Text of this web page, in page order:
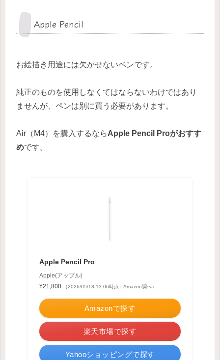
Apple Pencil
お絵描き用途には欠かせないペンです。
純正のものを使用しなくてはならないわけではあり
ませんが、ペンは別に買う必要があります。
Air（M4）を購入するならApple Pencil Proがおすす
めです。
Apple Pencil Pro
Apple(アップル)
¥21,800
（2026/05/13 13:06時点 | Amazon調べ）
Amazonで探す
楽天市場で探す
Yahooショッピングで探す